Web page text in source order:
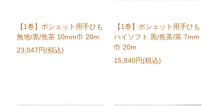
【1巻】ポシェット用手ひも
無地/黒/焦茶 10mm巾 20m
23,047円(税込)
【1巻】ポシェット用手ひも
ハイソフト 黒/焦茶/茶 7mm
巾 20m
15,840円(税込)